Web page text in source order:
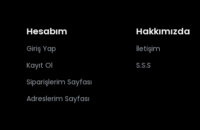
Hesabım
Giriş Yap
Kayıt Ol
Siparişlerim Sayfası
Adreslerim Sayfası
Hakkımızda
İletişim
S.S.S